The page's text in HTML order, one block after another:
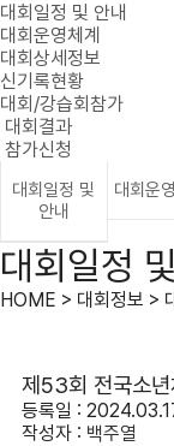
대회일정 및 안내
대회운영체계
대회상세정보
신기록현황
대회/강습회참가
대회결과
참가신청
대회일정 및
안내
대회운
대회일정
HOME > 대회정보 >
제53회 전국소년
등록일 :
작성자 : 백주열